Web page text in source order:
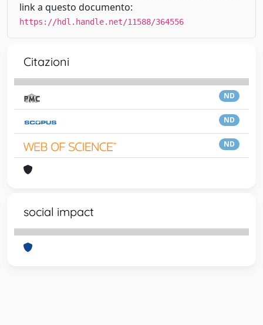
link a questo documento:
https://hdl.handle.net/11588/364556
Citazioni
ND
ND
ND
social impact